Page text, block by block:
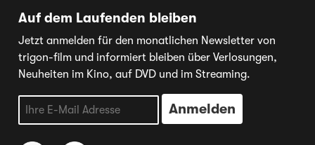
Auf dem Laufenden bleiben
Jetzt anmelden für den monatlichen Newsletter von
trigon-film und informiert bleiben über Verlosungen,
Neuheiten im Kino, auf DVD und im Streaming.